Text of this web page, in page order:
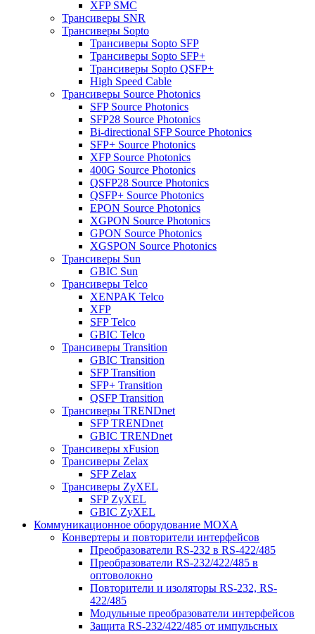
XFP SMC
Трансиверы SNR
Трансиверы Sopto
Трансиверы Sopto SFP
Трансиверы Sopto SFP+
Трансиверы Sopto QSFP+
High Speed Cable
Трансиверы Source Photonics
SFP Source Photonics
SFP28 Source Photonics
Bi-directional SFP Source Photonics
SFP+ Source Photonics
XFP Source Photonics
400G Source Photonics
QSFP28 Source Photonics
QSFP+ Source Photonics
EPON Source Photonics
XGPON Source Photonics
GPON Source Photonics
XGSPON Source Photonics
Трансиверы Sun
GBIC Sun
Трансиверы Telco
XENPAK Telco
XFP
SFP Telco
GBIC Telco
Трансиверы Transition
GBIC Transition
SFP Transition
SFP+ Transition
QSFP Transition
Трансиверы TRENDnet
SFP TRENDnet
GBIC TRENDnet
Трансиверы xFusion
Трансиверы Zelax
SFP Zelax
Трансиверы ZyXEL
SFP ZyXEL
GBIC ZyXEL
Коммуникационное оборудование MOXA
Конвертеры и повторители интерфейсов
Преобразователи RS-232 в RS-422/485
Преобразователи RS-232/422/485 в
оптоволокно
Повторители и изоляторы RS-232, RS-
422/485
Модульные преобразователи интерфейсов
Защита RS-232/422/485 от импульсных